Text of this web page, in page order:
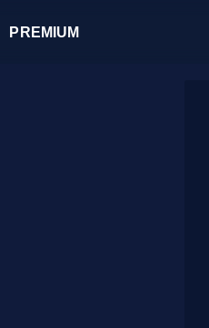
PREMIUM